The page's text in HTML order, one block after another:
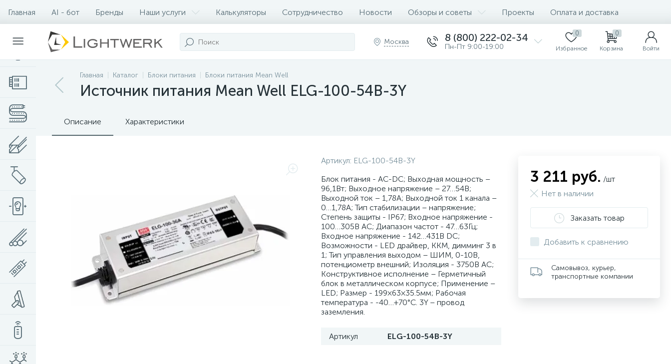
Главная AI - бот Бренды Наши услуги Калькуляторы Сотрудничество Новости Обзоры и советы Проекты Оплата и доставка
Контакты
Москва 8 (800) 222-02-34
Пн-Пт 9:00-19:00
0
Избранное
0
Корзина Войти
Главная Каталог Блоки питания Блоки питания Mean Well
Источник питания Mean Well ELG-100-54B-3Y
Описание Характеристики
Артикул: ELG-100-54B-3Y
Блок питания - AC-DC; Выходная мощность –
96,1Вт; Выходное напряжение – 27…54В;
Выходной ток – 1,78А; Выходной ток 1 канала –
0…1,78А; Тип стабилизации – напряжение;
Степень защиты - IP67; Входное напряжение -
100…305В AC; Диапазон частот - 47…63Гц;
Входное напряжение - 142…431В DC;
Возможности - LED драйвер, ККМ, димминг 3 в
1; Тип управления выходом – ШИМ, 0-10В,
потенциометр внешний; Изоляция - 3750В AC;
Конструктивное исполнение – Герметичный
блок в металлическом корпусе; Применение –
LED; Размер - 199×63×35.5мм; Рабочая
температура - -40…+70°С. 3Y – провод
заземления.
Артикул ELG-100-54B-3Y
3 211 руб. /шт
Нет в наличии
Заказать товар
Добавить к сравнению
Самовывоз, курьер,
транспортные компании